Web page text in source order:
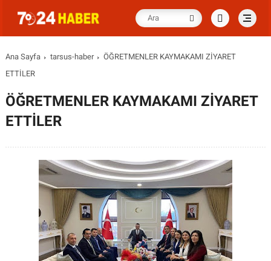
Ana Sayfa tarsus-haber
ÖĞRETMENLER KAYMAKAMI ZİYARET
ETTİLER
ÖĞRETMENLER KAYMAKAMI ZİYARET
ETTİLER